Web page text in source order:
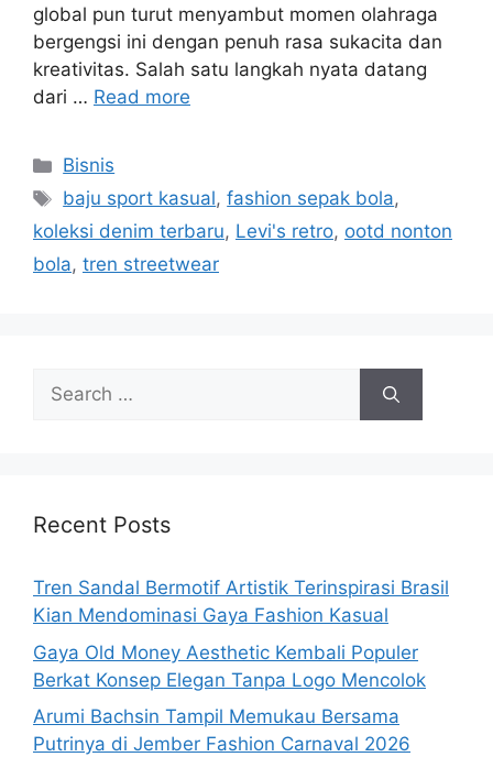
global pun turut menyambut momen olahraga
bergengsi ini dengan penuh rasa sukacita dan
kreativitas. Salah satu langkah nyata datang
dari … Read more
Categories
Bisnis
Tags
baju sport kasual,fashion sepak bola,
koleksi denim terbaru, Levi's retro, ootd nonton
bola, tren streetwear
Search
for:
Recent Posts
Tren Sandal Bermotif Artistik Terinspirasi Brasil
Kian Mendominasi Gaya Fashion Kasual
Gaya Old Money Aesthetic Kembali Populer
Berkat Konsep Elegan Tanpa Logo Mencolok
Arumi Bachsin Tampil Memukau Bersama
Putrinya di Jember Fashion Carnaval 2026